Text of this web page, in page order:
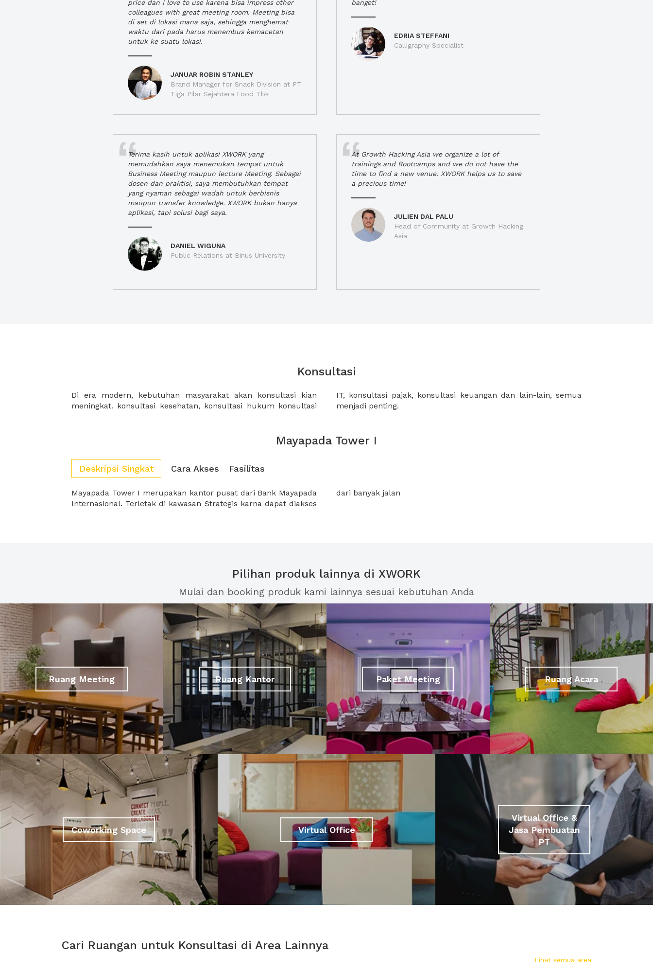
price dan I love to use karena bisa impress other
colleagues with great meeting room. Meeting bisa
di set di lokasi mana saja, sehingga menghemat
waktu dari pada harus menembus kemacetan
untuk ke suatu lokasi.
JANUAR ROBIN STANLEY
Brand Manager for Snack Division at PT
Tiga Pilar Sejahtera Food Tbk
banget!
EDRIA STEFFANI
Calligraphy Specialist
Terima kasih untuk aplikasi XWORK yang
memudahkan saya menemukan tempat untuk
Business Meeting maupun lecture Meeting. Sebagai
dosen dan praktisi, saya membutuhkan tempat
yang nyaman sebagai wadah untuk berbisnis
maupun transfer knowledge. XWORK bukan hanya
aplikasi, tapi solusi bagi saya.
DANIEL WIGUNA
Public Relations at Binus University
At Growth Hacking Asia we organize a lot of
trainings and Bootcamps and we do not have the
time to find a new venue. XWORK helps us to save
a precious time!
JULIEN DAL PALU
Head of Community at Growth Hacking
Asia
Konsultasi
Di era modern, kebutuhan masyarakat akan konsultasi kian
meningkat. konsultasi kesehatan, konsultasi hukum konsultasi
IT, konsultasi pajak, konsultasi keuangan dan lain-lain, semua
menjadi penting.
Mayapada Tower I
Deskripsi Singkat Cara Akses Fasilitas
Mayapada Tower I merupakan kantor pusat dari Bank Mayapada
Internasional. Terletak di kawasan Strategis karna dapat diakses
dari banyak jalan
Pilihan produk lainnya di XWORK
Mulai dan booking produk kami lainnya sesuai kebutuhan Anda
Ruang Meeting Ruang Kantor Paket Meeting Ruang Acara
Coworking Space Virtual Office
Virtual Office &
Jasa Pembuatan
PT
Cari Ruangan untuk Konsultasi di Area Lainnya
Lihat semua area